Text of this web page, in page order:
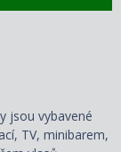
jsou vybavené
TV, minibarem,